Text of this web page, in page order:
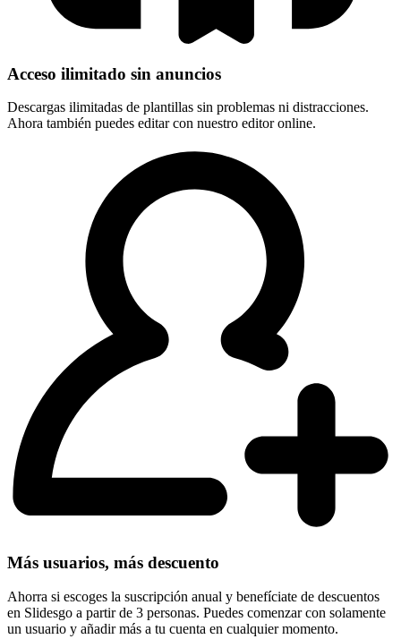
Acceso ilimitado sin anuncios
Descargas ilimitadas de plantillas sin problemas ni distracciones.
Ahora también puedes editar con nuestro editor online.
Más usuarios, más descuento
Ahorra si escoges la suscripción anual y benefíciate de descuentos
en Slidesgo a partir de 3 personas. Puedes comenzar con solamente
un usuario y añadir más a tu cuenta en cualquier momento.